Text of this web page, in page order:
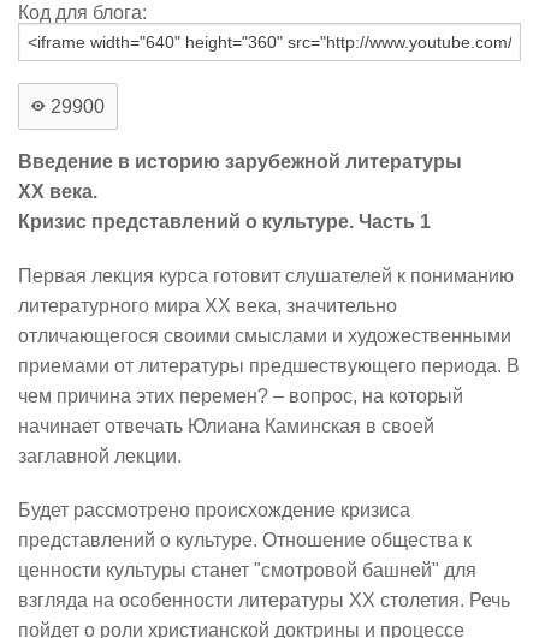
Код для блога:
29900
Введение в историю зарубежной литературы
XX века.
Кризис представлений о культуре. Часть 1
Первая лекция курса готовит слушателей к пониманию
литературного мира XX века, значительно
отличающегося своими смыслами и художественными
приемами от литературы предшествующего периода. В
чем причина этих перемен? – вопрос, на который
начинает отвечать Юлиана Каминская в своей
заглавной лекции.
Будет рассмотрено происхождение кризиса
представлений о культуре. Отношение общества к
ценности культуры станет "смотровой башней" для
взгляда на особенности литературы XX столетия. Речь
пойдет о роли христианской доктрины и процессе